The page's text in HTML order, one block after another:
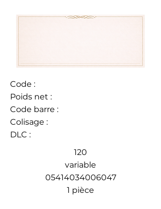
Code :
Poids net :
Code barre :
Colisage :
DLC :
120
variable
05414034006047
1 pièce